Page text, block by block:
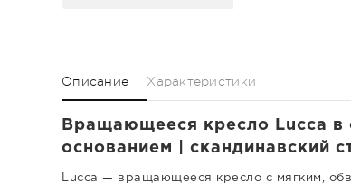
Описание Характеристики
Вращающееся кресло Lucca в
основанием | скандинавский
Lucca — вращающееся кресло с мягким,